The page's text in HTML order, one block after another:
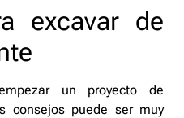
excavar de
un proyecto de
consejos puede ser muy